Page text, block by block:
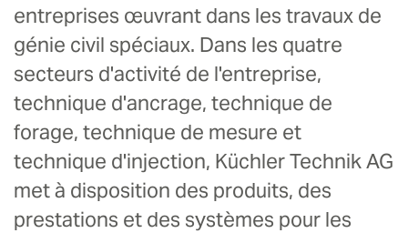
entreprises œuvrant dans les travaux de
génie civil spéciaux. Dans les quatre
secteurs d'activité de l'entreprise,
technique d'ancrage, technique de
forage, technique de mesure et
technique d'injection, Küchler Technik AG
met à disposition des produits, des
prestations et des systèmes pour les